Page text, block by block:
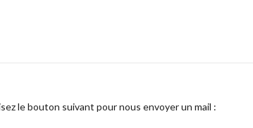
le bouton suivant pour nous envoyer un mail :